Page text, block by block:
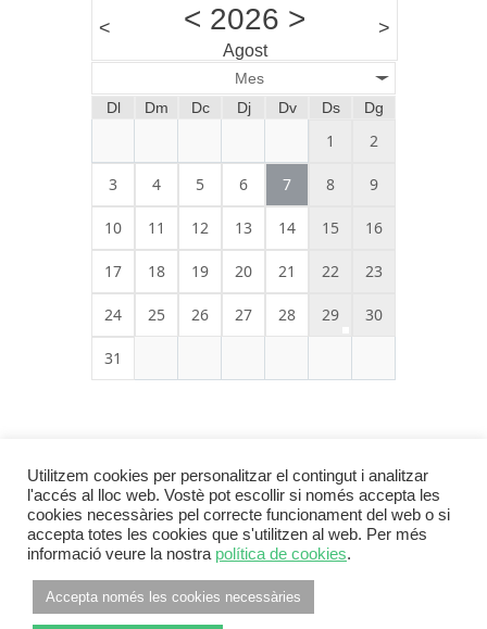
< < 2026 >
Agost
>
Mes
Dl
Dm Dc Dj Dv Ds Dg
1 2
3 4 5 6 7 8 9
10 11 12 13 14 15 16
17 18 19 20 21 22 23
24 25 26 27 28 29 30
31
POLÍTICA DE COOKIES
Utilitzem cookies per personalitzar el contingut i analitzar
l'accés al lloc web. Vostè pot escollir si només accepta les
cookies necessàries pel correcte funcionament del web o si
accepta totes les cookies que s'utilitzen al web. Per més
informació veure la nostra política de cookies.
Accepta només les cookies necessàries